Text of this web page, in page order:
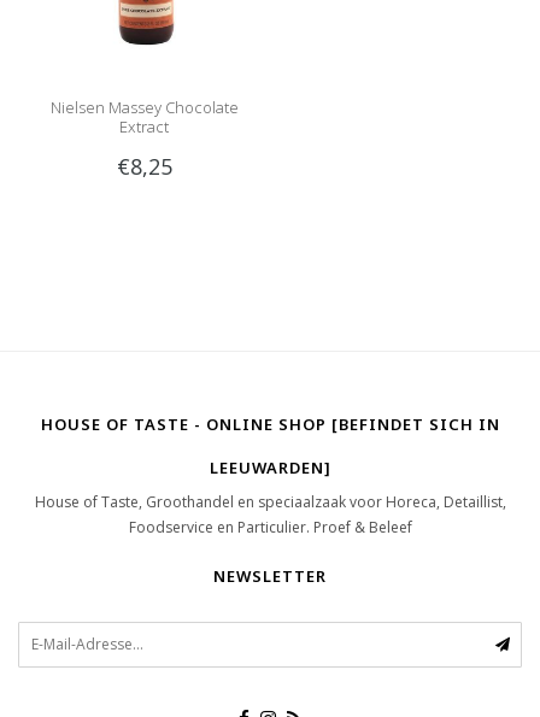
Nielsen Massey Chocolate
Extract
€8,25
HOUSE OF TASTE - ONLINE SHOP [BEFINDET SICH IN
LEEUWARDEN]
House of Taste, Groothandel en speciaalzaak voor Horeca, Detaillist,
Foodservice en Particulier. Proef & Beleef
NEWSLETTER